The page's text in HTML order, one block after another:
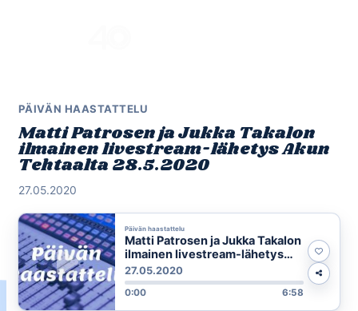
PÄIVÄN HAASTATTELU
Matti Patrosen ja Jukka Takalon
ilmainen livestream-lähetys Akun
Tehtaalta 28.5.2020
27.05.2020
Päivän haastattelu
Matti Patrosen ja Jukka Takalon
ilmainen livestream-lähetys
Akun Tehtaalta 28.5.2020
27.05.2020
0:00 6:58